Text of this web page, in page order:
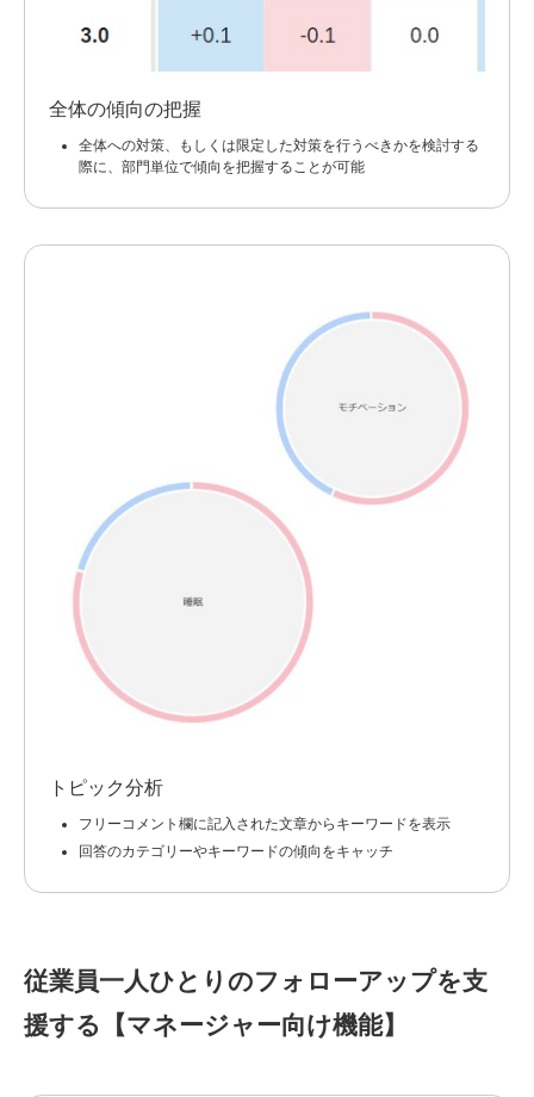
全体の傾向の把握
全体への対策、もしくは限定した対策を行うべきかを検討する
際に、部門単位で傾向を把握することが可能
トピック分析
フリーコメント欄に記入された文章からキーワードを表示
回答のカテゴリーやキーワードの傾向をキャッチ
従業員一人ひとりのフォローアップを支
援する【マネージャー向け機能】